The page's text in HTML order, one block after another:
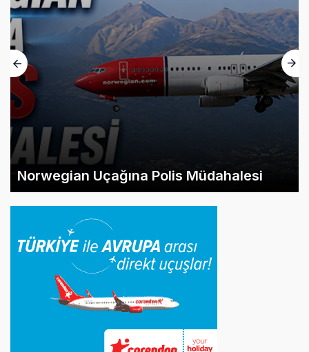
Norwegian Uçağına Polis Müdahalesi